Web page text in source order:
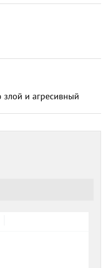
и агресивный